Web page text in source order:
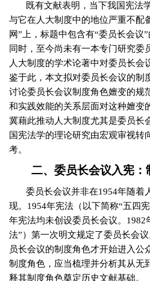
既有文献表明，当下我国宪法
与它在人大制度中的地位严重不配
网”上，标题中包含有“委员长会议
同时，至今尚未有一本专门研究委
人大制度的学术论著中对委员长会
鉴于此，本文拟对委员长会议的制
讨论委员长会议制度角色嬗变的规
和实践效能的关系层面对这种嬗变
冀藉此推动人大制度尤其是委员长
国宪法学的理论研究由宏观审视转
考。
二、委员长会议入宪：
委员长会议并非在1954年随着
现。 1954年宪法（以下简称“五四宪
年宪法均未创设委员长会议。 1982
法”）第一次明文规定了委员长会
员长会议的制度角色才开始进入公
制度角色，应当梳理并分析其从无
释其制度角色奠定历史文献基础。